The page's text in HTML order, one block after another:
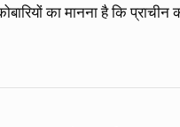
का मानना है कि प्राचीन